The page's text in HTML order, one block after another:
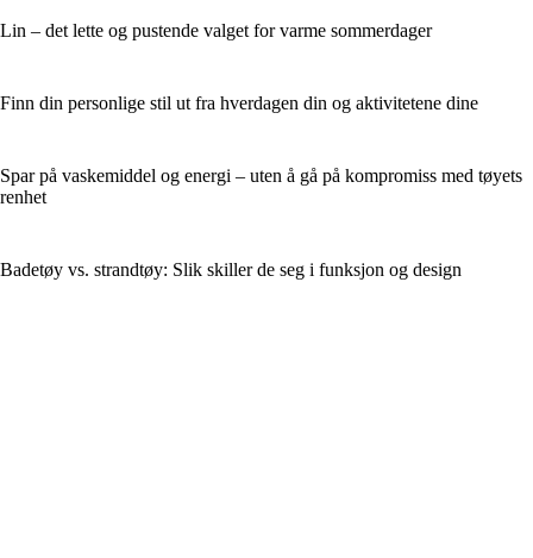
Lin – det lette og pustende valget for varme sommerdager
Finn din personlige stil ut fra hverdagen din og aktivitetene dine
Spar på vaskemiddel og energi – uten å gå på kompromiss med tøyets
renhet
Badetøy vs. strandtøy: Slik skiller de seg i funksjon og design